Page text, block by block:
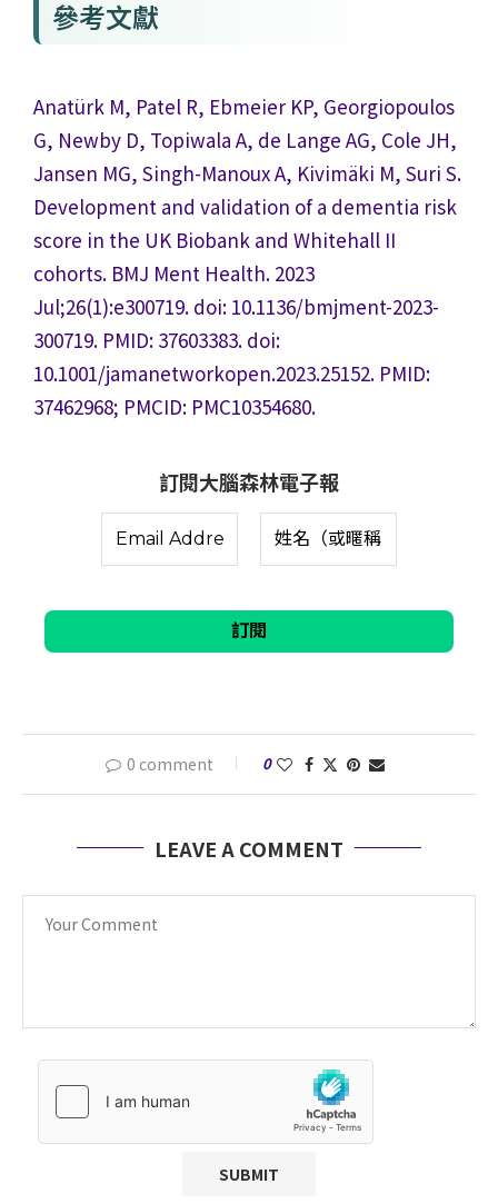
參考文獻
Anatürk M, Patel R, Ebmeier KP, Georgiopoulos
G, Newby D, Topiwala A, de Lange AG, Cole JH,
Jansen MG, Singh-Manoux A, Kivimäki M, Suri S.
Development and validation of a dementia risk
score in the UK Biobank and Whitehall II
cohorts. BMJ Ment Health. 2023
Jul;26(1):e300719. doi: 10.1136/bmjment-2023-
300719. PMID: 37603383. doi:
10.1001/jamanetworkopen.2023.25152. PMID:
37462968; PMCID: PMC10354680.
訂閱大腦森林電子報
0 comment 0
LEAVE A COMMENT